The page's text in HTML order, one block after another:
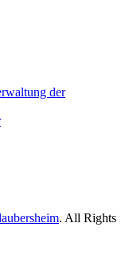
der
. All Rights